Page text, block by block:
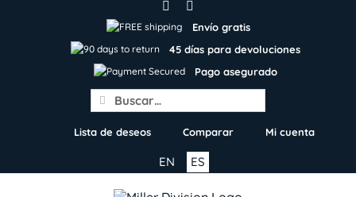
Envío gratis
45 días para devoluciones
Pago asegurado
Search
for:
Lista de deseos Comparar Mi cuenta
ES
EN